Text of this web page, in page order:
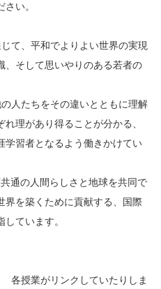
い。
て、平和でよりよい世界の実現
、そして思いやりのある若者の
人たちをその違いとともに理解
理があり得ることが分かる、
学習者となるよう働きかけてい
通の人間らしさと地球を共同で
界を築くために貢献する、国際
ています。
授業がリンクしていたりしま